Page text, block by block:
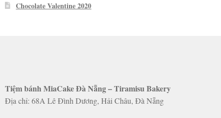
Chocolate Valentine 2020
Tiệm bánh MiaCake Đà Nẵng – Tiramisu Bakery
Địa chỉ: 68A Lê Đình Dương, Hải Châu, Đà Nẵng